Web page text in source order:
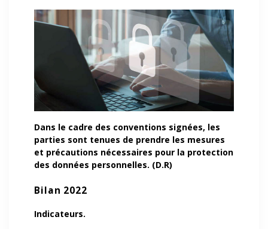
Dans le cadre des conventions signées, les
parties sont tenues de prendre les mesures
et précautions nécessaires pour la protection
des données personnelles. (D.R)
Bilan 2022
Indicateurs.